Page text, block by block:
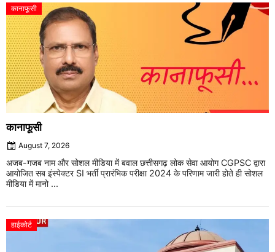
कानाफूसी
कानाफूसी
August 7, 2026
अजब-गजब नाम और सोशल मीडिया में बवाल छत्तीसगढ़ लोक सेवा आयोग CGPSC द्वारा
आयोजित सब इंस्पेक्टर SI भर्ती प्रारंभिक परीक्षा 2024 के परिणाम जारी होते ही सोशल
मीडिया में मानो ...
हाईकोर्ट